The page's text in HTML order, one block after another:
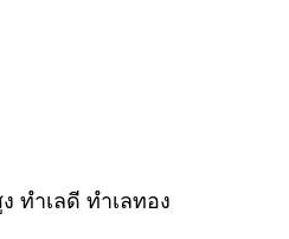
ทำเลดี ทำเลทอง